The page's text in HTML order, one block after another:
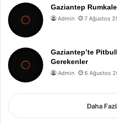
Gaziantep
Admin 7 Ağustos
Gaziantep’te
Gerekenler
Admin 6 Ağustos
Daha